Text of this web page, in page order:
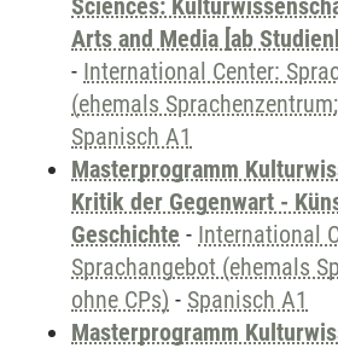
Sciences:
Arts and Media [ab
- International Center:
(ehemals
Spanisch A1
Masterprogramm
Kritik der Gegenwart -
Geschichte - International
Sprachangebot (ehemals
ohne CPs) - Spanisch A1
Masterprogramm